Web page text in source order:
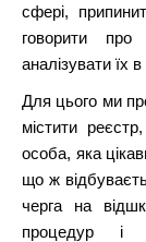
сфері,
говорити про
аналізувати їх
Для цього ми
містити
особа, яка
що ж
черга на
процедур і в